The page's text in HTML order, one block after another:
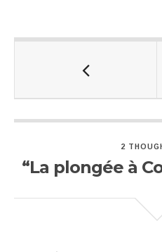
2
“La plongée à